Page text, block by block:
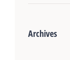
Archives